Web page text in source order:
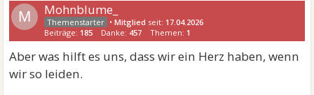
M Mohnblume_
•Mitglied seit: 17.04.2026
Beiträge: 185 Danke: 457 Themen: 1
Aber was hilft es uns, dass wir ein Herz haben, wenn
wir so leiden.